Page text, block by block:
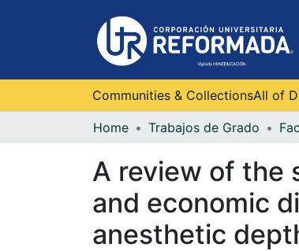
Communities & CollectionsAll of
Home Trabajos de Grado
A review of the
and economic
anesthetic